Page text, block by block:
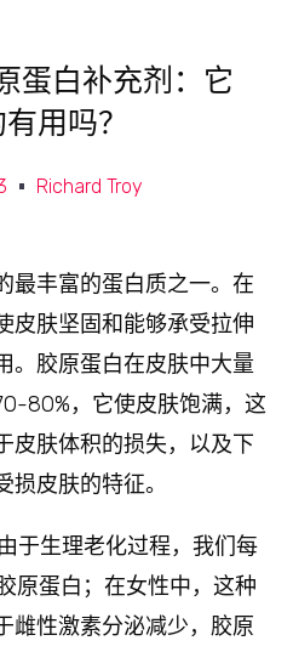
蛋白补充剂：它
用吗？
Richard Troy
最丰富的蛋白质之一。在
皮肤坚固和能够承受拉伸
。胶原蛋白在皮肤中大量
80%，它使皮肤饱满，这
皮肤体积的损失，以及下
皮肤的特征。
于生理老化过程，我们每
原蛋白；在女性中，这种
雌性激素分泌减少，胶原